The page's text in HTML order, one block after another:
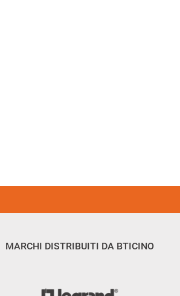
MARCHI DISTRIBUITI DA BTICINO